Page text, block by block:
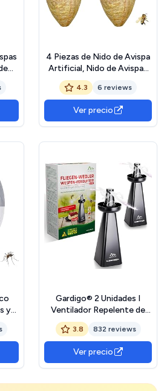
4 Piezas de Nido de Avispa
Artificial, Nido de Avispas
de Suspensión, Preventivo
contra Avispas, Colmena
Artificial, Casas y Jardines
para Defenderse de Las
Avispa.
4.3 6 reviews
Ver precio
y
-
y
Gardigo® 2 Unidades I
Ventilador Repelente de
Moscas, Avispas,
Mosquitos y Abejas I
Ahuyentador de Avispas,
Moscas, Mosquitos y
Otros Insectos I Ventilador
3.8 832 reviews
Ver precio